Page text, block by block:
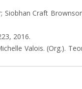
Craft
2016.
Valois. (Org.).